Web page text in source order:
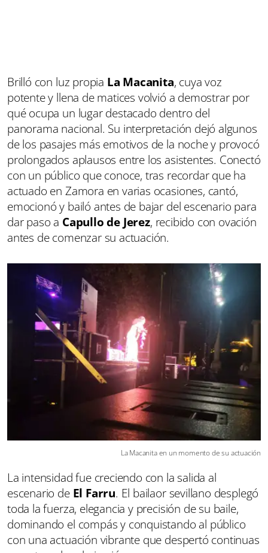
Brilló con luz propia La Macanita, cuya voz
potente y llena de matices volvió a demostrar por
qué ocupa un lugar destacado dentro del
panorama nacional. Su interpretación dejó algunos
de los pasajes más emotivos de la noche y provocó
prolongados aplausos entre los asistentes. Conectó
con un público que conoce, tras recordar que ha
actuado en Zamora en varias ocasiones, cantó,
emocionó y bailó antes de bajar del escenario para
dar paso a Capullo de Jerez, recibido con ovación
antes de comenzar su actuación.
La Macanita en un momento de su actuación
La intensidad fue creciendo con la salida al
escenario de El Farru. El bailaor sevillano desplegó
toda la fuerza, elegancia y precisión de su baile,
dominando el compás y conquistando al público
con una actuación vibrante que despertó continuas